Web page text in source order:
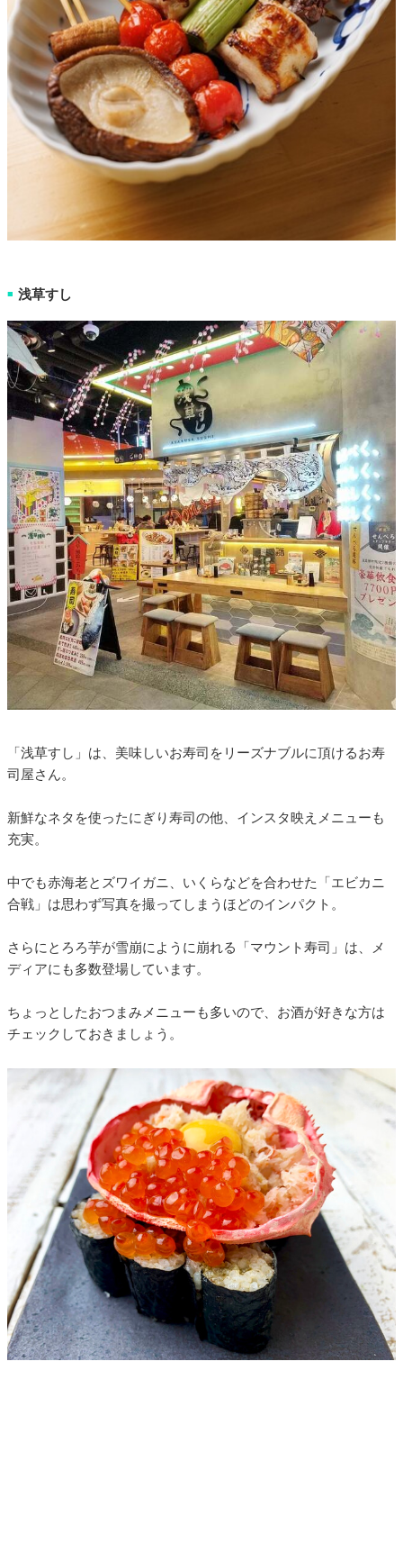
■ 浅草すし
「浅草すし」は、美味しいお寿司をリーズナブルに頂けるお寿
司屋さん。
新鮮なネタを使ったにぎり寿司の他、インスタ映えメニューも
充実。
中でも赤海老とズワイガニ、いくらなどを合わせた「エビカニ
合戦」は思わず写真を撮ってしまうほどのインパクト。
さらにとろろ芋が雪崩にように崩れる「マウント寿司」は、メ
ディアにも多数登場しています。
ちょっとしたおつまみメニューも多いので、お酒が好きな方は
チェックしておきましょう。